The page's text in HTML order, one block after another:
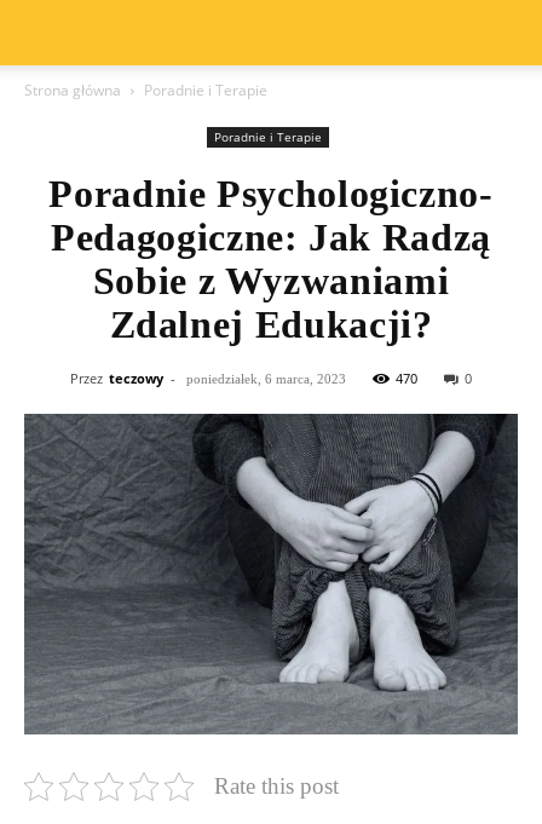
Strona główna Poradnie i Terapie
Poradnie i Terapie
Poradnie Psychologiczno-
Pedagogiczne: Jak Radzą
Sobie z Wyzwaniami
Zdalnej Edukacji?
Przez teczowy - poniedziałek, 6 marca, 2023 470 0
Rate this post